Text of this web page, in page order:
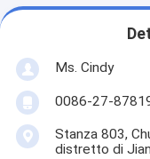
Ms. Cindy
0086-27-
Stanza 803,
distretto di